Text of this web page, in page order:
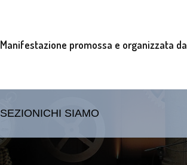
Manifestazione promossa e organizzata da
SEZIONICHI SIAMO